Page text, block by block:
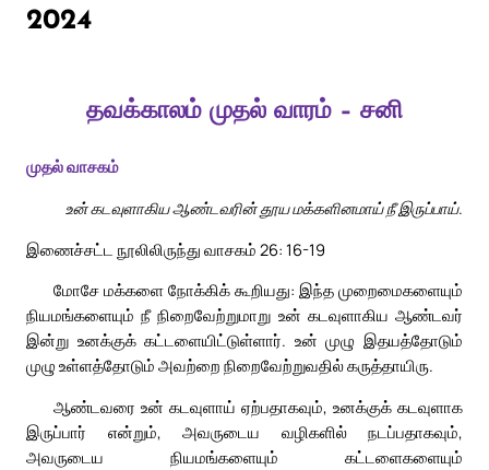
2024
தவக்காலம் முதல் வாரம் – சனி
முதல் வாசகம்
உன் கடவுளாகிய ஆண்டவரின் தூய மக்களினமாய் நீ இருப்பாய்.
இணைச்சட்ட நூலிலிருந்து வாசகம் 26: 16-19
மோசே மக்களை நோக்கிக் கூறியது: இந்த முறைமைகளையும்
நியமங்களையும் நீ நிறைவேற்றுமாறு உன் கடவுளாகிய ஆண்டவர்
இன்று உனக்குக் கட்டளையிட்டுள்ளார். உன் முழு இதயத்தோடும்
முழு உள்ளத்தோடும் அவற்றை நிறைவேற்றுவதில் கருத்தாயிரு.
ஆண்டவரை உன் கடவுளாய் ஏற்பதாகவும், உனக்குக் கடவுளாக
இருப்பார் என்றும், அவருடைய வழிகளில் நடப்பதாகவும்,
அவருடைய நியமங்களையும் கட்டளைகளையும்